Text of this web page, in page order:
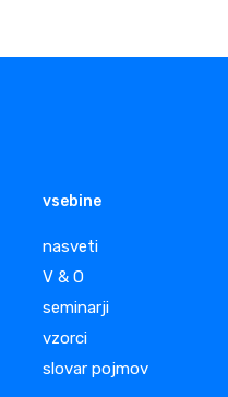
vsebine
nasveti
V & O
seminarji
vzorci
slovar pojmov